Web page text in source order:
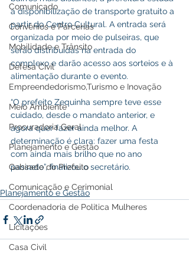
Comunicado
Convênios e Parcerias
Mobilidade e Trânsito
Defesa Civil
Empreendedorismo,Turismo e Inovação
Meio Ambiente
Procuradoria Geral
Planejamento e Gestão
Gabinete do Prefeito
Comunicação e Cerimonial
Coordenadoria de Politica Mulheres
Licitações
Casa Civil
a disponibilização de transporte gratuito a
partir do Centro Cultural. A entrada será
organizada por meio de pulseiras, que
serão distribuídas na entrada do
complexo e darão acesso aos sorteios e à
alimentação durante o evento.
“O prefeito Zequinha sempre teve esse
cuidado, desde o mandato anterior, e
agora quer fazer ainda melhor. A
determinação é clara: fazer uma festa
com ainda mais brilho que no ano
passado”, finalizou o secretário.
Planejamento e Gestão